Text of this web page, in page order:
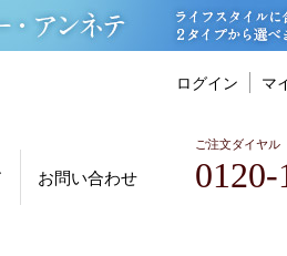
ログイン マ
お問い合わせ
ご注文ダイヤル
0120-